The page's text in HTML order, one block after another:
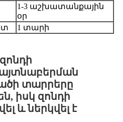
1-3 աշխատանքային
օր
1 տարի
տարրերը
իսկ զոնդի
և ներկվել է